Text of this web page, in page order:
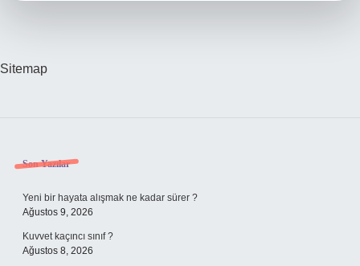
Sitemap
Sidebar
Son Yazılar
Yeni bir hayata alışmak ne kadar sürer ?
Ağustos 9, 2026
Kuvvet kaçıncı sınıf ?
Ağustos 8, 2026